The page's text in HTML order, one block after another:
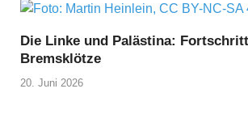
Die Linke und Palästina:
Bremsklötze
20. Juni 2026